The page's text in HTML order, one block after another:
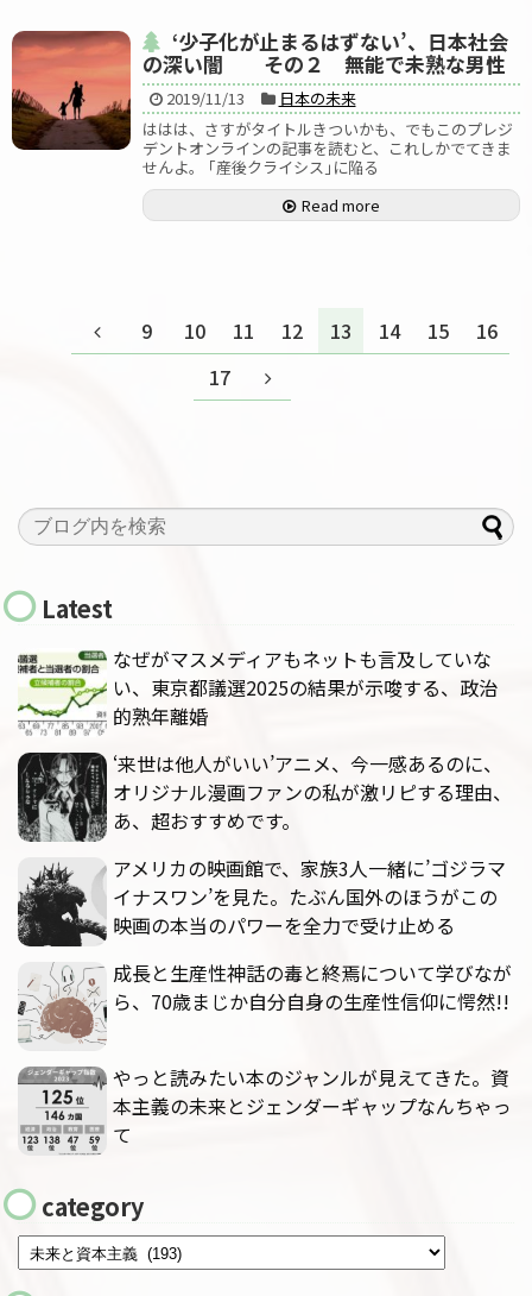
‘少子化が止まるはずない’、日本社会
の深い闇 その２ 無能で未熟な男性
2019/11/13
日本の未来
ははは、さすがタイトルきついかも、でもこのプレジ
デントオンラインの記事を読むと、これしかでてきま
せんよ。 ｢産後クライシス｣に陥る
Read more
9 10 11 12 13 14 15
16
17
Latest
なぜがマスメディアもネットも言及していな
い、東京都議選2025の結果が示唆する、政治
的熟年離婚
‘来世は他人がいい’アニメ、今一感あるのに、
オリジナル漫画ファンの私が激リピする理由、
あ、超おすすめです。
アメリカの映画館で、家族3人一緒に’ゴジラマ
イナスワン’を見た。たぶん国外のほうがこの
映画の本当のパワーを全力で受け止める
成長と生産性神話の毒と終焉について学びなが
ら、70歳まじか自分自身の生産性信仰に愕然!!
やっと読みたい本のジャンルが見えてきた。資
本主義の未来とジェンダーギャップなんちゃっ
て
category